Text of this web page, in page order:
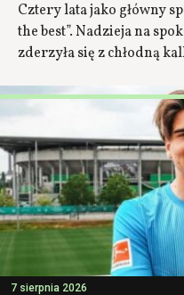
Cztery lata jako główny
the best”. Nadzieja na
zderzyła się z chłodną
7 sierpnia 2026